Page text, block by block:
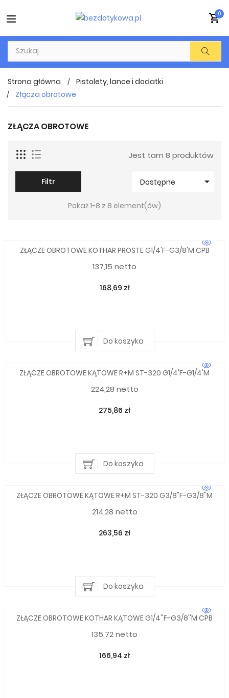
0
Strona główna
Pistolety, lance i dodatki
Złącza obrotowe
ZŁĄCZA OBROTOWE
Jest tam 8 produktów
Dostępne 
Filtr
Pokaż 1-8 z 8 element(ów)
ZŁĄCZE OBROTOWE KOTHAR PROSTE G1/4'F-G3/8'M CPB
137,15 netto
168,69 zł
Do koszyka
ZŁĄCZE OBROTOWE KĄTOWE R+M ST-320 G1/4'F-G1/4'M
224,28 netto
275,86 zł
Do koszyka
ZŁĄCZE OBROTOWE KĄTOWE R+M ST-320 G3/8"F-G3/8"M
214,28 netto
263,56 zł
Do koszyka
ZŁĄCZE OBROTOWE KOTHAR KĄTOWE G1/4''F-G3/8''M CPB
135,72 netto
166,94 zł